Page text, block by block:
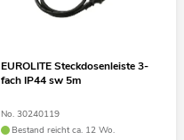
EUROLITE Steckdosenleiste 3-
fach IP44 sw 5m
No. 30240119
Bestand reicht ca. 12 Wo.